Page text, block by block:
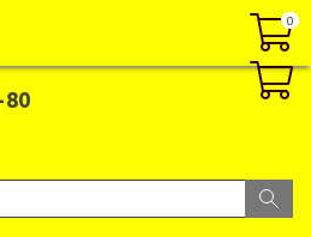
80
0
0